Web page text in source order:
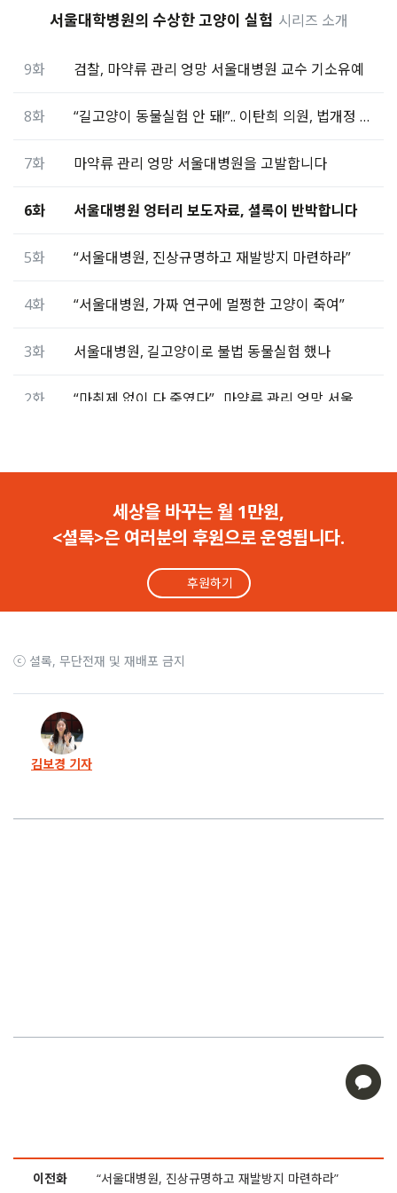
서울대학병원의 수상한 고양이 실험 시리즈 소개
9화 검찰, 마약류 관리 엉망 서울대병원 교수 기소유예
8화 “길고양이 동물실험 안 돼!”.. 이탄희 의원, 법개정 추진
7화 마약류 관리 엉망 서울대병원을 고발합니다
6화 서울대병원 엉터리 보도자료, 셜록이 반박합니다
5화 “서울대병원, 진상규명하고 재발방지 마련하라”
4화 “서울대병원, 가짜 연구에 멀쩡한 고양이 죽여”
3화 서울대병원, 길고양이로 불법 동물실험 했나
2화
세상을 바꾸는 월 1만원,
<셜록>은 여러분의 후원으로 운영됩니다.
후원하기
ⓒ 셜록, 무단전재 및 재배포 금지
김보경 기자
이전화 “서울대병원, 진상규명하고 재발방지 마련하라”